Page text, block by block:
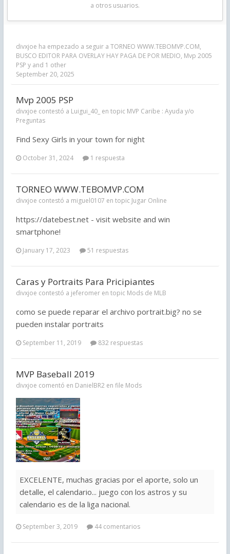
a otros usuarios.
divxjoe ha empezado a seguir a TORNEO WWW.TEBOMVP.COM,
BUSCO EDITOR PARA OVERLAY HAY PAGA DE POR MEDIO, Mvp 2005
PSP y and 1 other
September 20, 2025
Mvp 2005 PSP
divxjoe contestó a Luigui_40_ en topic MVP Caribe : Ayuda y/o
Preguntas
Find Sexy Girls in your town for night
October 31, 2024 1 respuesta
TORNEO WWW.TEBOMVP.COM
divxjoe contestó a miguel0107 en topic Jugar Online
https://datebest.net - visit website and win
smartphone!
January 17, 2023 51 respuestas
Caras y Portraits Para Pricipiantes
divxjoe contestó a jeferomer en topic Mods de MLB
como se puede reparar el archivo portrait.big? no se
pueden instalar portraits
September 11, 2019 832 respuestas
MVP Baseball 2019
divxjoe comentó en DanielBR2 en file Mods
EXCELENTE, muchas gracias por el aporte, solo un
detalle, el calendario... juego con los astros y su
calendario es de la liga nacional.
September 3, 2019 44 comentarios